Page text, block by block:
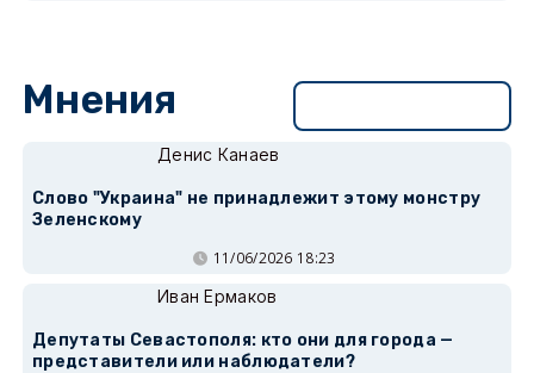
Мнения
Денис Канаев
Слово "Украина" не принадлежит этому монстру
Зеленскому
11/06/2026 18:23
Иван Ермаков
Депутаты Севастополя: кто они для города —
представители или наблюдатели?